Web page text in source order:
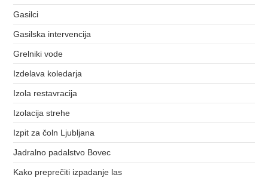
Gasilci
Gasilska intervencija
Grelniki vode
Izdelava koledarja
Izola restavracija
Izolacija strehe
Izpit za čoln Ljubljana
Jadralno padalstvo Bovec
Kako preprečiti izpadanje las